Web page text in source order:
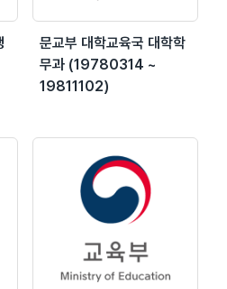
문교부 대학교육국 대학학
무과 (19780314 ~
19811102)